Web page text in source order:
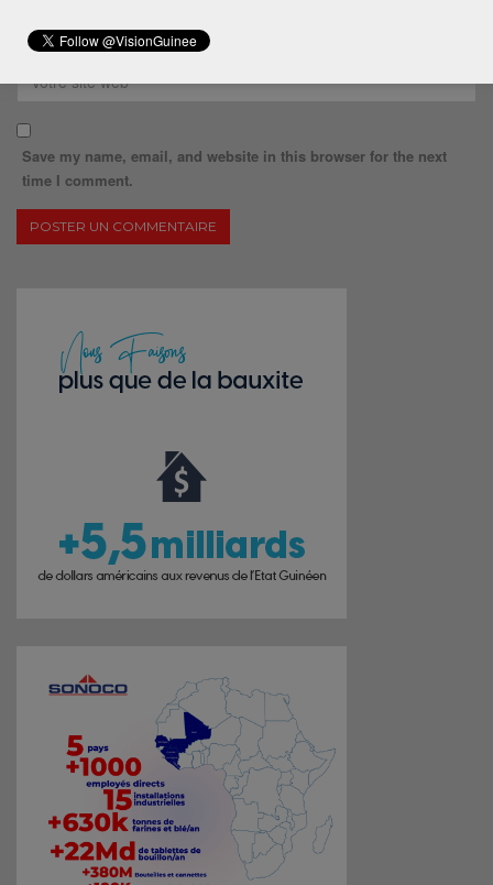
Save my name, email, and website in this browser for the next
time I comment.